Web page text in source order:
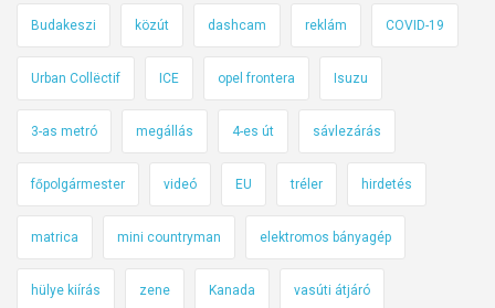
Budakeszi közút dashcam reklám COVID-19
Urban Collëctif ICE opel frontera Isuzu
3-as metró megállás 4-es út sávlezárás
főpolgármester videó EU tréler hirdetés
matrica mini countryman elektromos bányagép
hülye kiírás zene Kanada vasúti átjáró